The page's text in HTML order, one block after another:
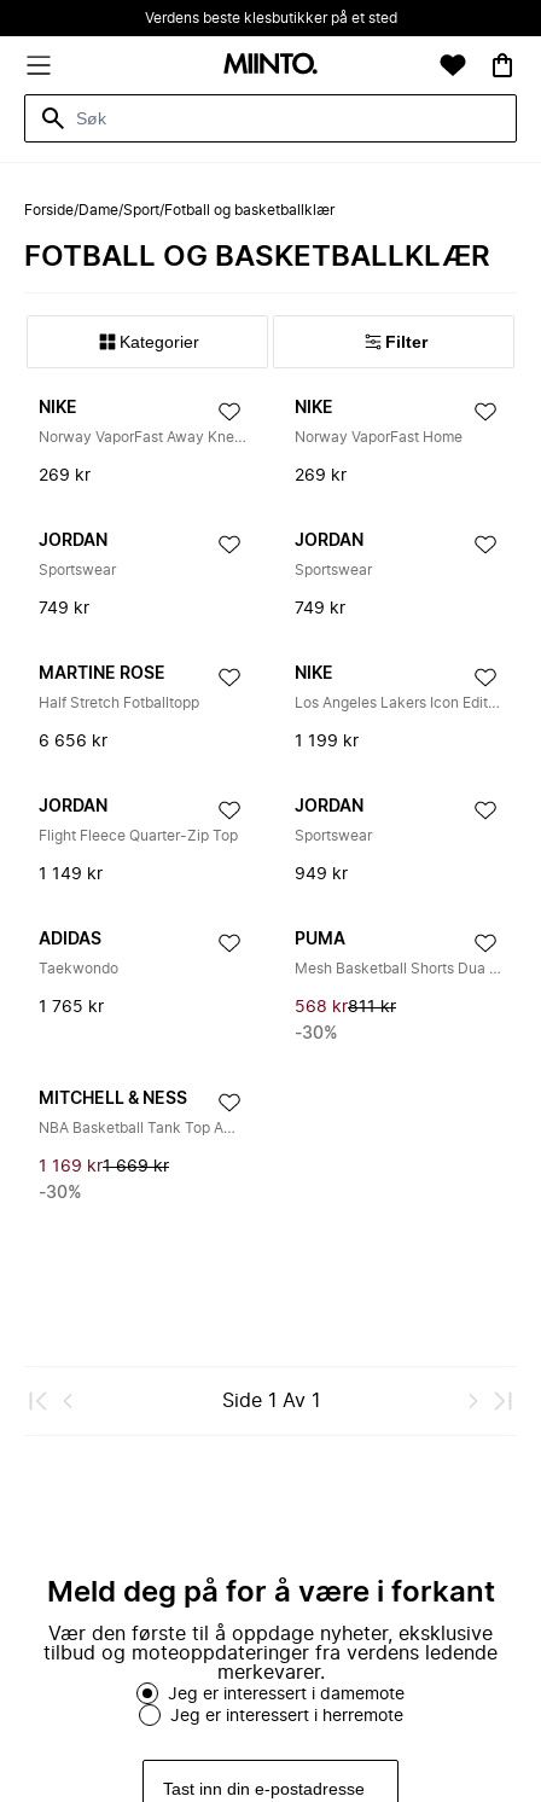
Verdens beste klesbutikker på et sted
Forside/Dame/Sport/Fotball og basketballklær
FOTBALL OG BASKETBALLKLÆR
Kategorier Filter
NIKE
Norway VaporFast Away Knestrømper
269 kr
NIKE
Norway VaporFast Home
269 kr
JORDAN
Sportswear
749 kr
JORDAN
Sportswear
749 kr
MARTINE ROSE
Half Stretch Fotballtopp
6 656 kr
NIKE
Los Angeles Lakers Icon Edition Dri-FIT NBA Swingman Jersey
1 199 kr
JORDAN
Flight Fleece Quarter-Zip Top
1 149 kr
JORDAN
Sportswear
949 kr
ADIDAS
Taekwondo
1 765 kr
PUMA
Mesh Basketball Shorts Dua Lipa Svart
568 kr811 kr
-30%
MITCHELL & NESS
NBA Basketball Tank Top Amare Stoudemire
1 169 kr1 669 kr
-30%
Side 1 Av 1
Meld deg på for å være i forkant
Vær den første til å oppdage nyheter, eksklusive
tilbud og moteoppdateringer fra verdens ledende
merkevarer.
Jeg er interessert i damemote
Jeg er interessert i herremote